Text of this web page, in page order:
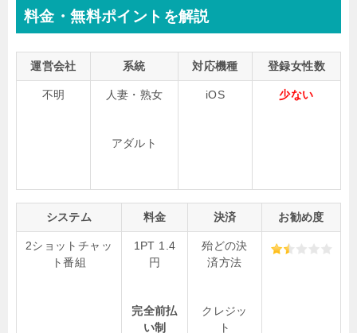
料金・無料ポイントを解説
運営会社 系統 対応機種 登録女性数
不明 人妻・熟女
アダルト
iOS 少ない
システム 料金 決済 お勧め度
2ショットチャッ
ト番組
1PT 1.4
円
完全前払
い制
殆どの決
済方法
クレジッ
ト